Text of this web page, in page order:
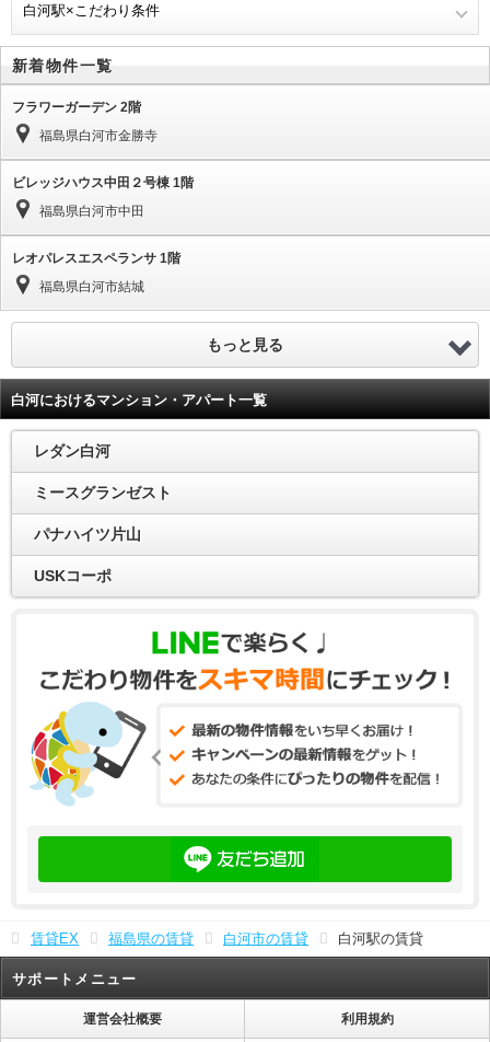
白河駅×こだわり条件
新着物件一覧
フラワーガーデン 2階
福島県白河市金勝寺
ビレッジハウス中田２号棟 1階
福島県白河市中田
レオパレスエスペランサ 1階
福島県白河市結城
もっと見る
白河におけるマンション・アパート一覧
レダン白河
ミースグランゼスト
パナハイツ片山
USKコーポ
賃貸EX 福島県の賃貸 白河市の賃貸 白河駅の賃貸
サポートメニュー
運営会社概要 利用規約